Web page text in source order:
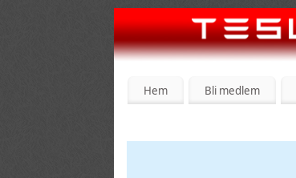
Hem Bli medlem